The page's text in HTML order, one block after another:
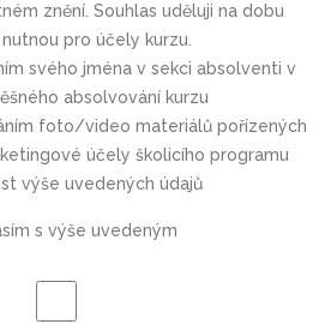
znění. Souhlas uděluji na dobu
pro účely kurzu.
svého jména v sekci absolventi v
absolvování kurzu
foto/video materiálů pořízených
účely školicího programu
výše uvedených údajů
s výše uvedeným